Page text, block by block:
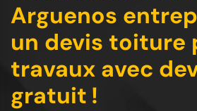
Arguenos
un devis toiture
travaux avec
gratuit !